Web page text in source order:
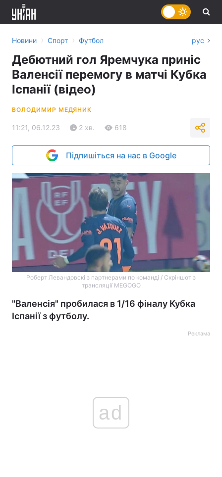
Новини › Спорт › Футбол рус
Дебютний гол Яремчука приніс
Валенсії перемогу в матчі Кубка
Іспанії (відео)
ВОЛОДИМИР МЕДЯНИК
11:21, 06.12.23 2 хв. 618
Підпишіться на нас в Google
Роберт Левандовскі з партнерами по команді / Скріншот з
трансляції MEGOGO
"Валенсія" пробилася в 1/16 фіналу Кубка
Іспанії з футболу.
Реклама
ad